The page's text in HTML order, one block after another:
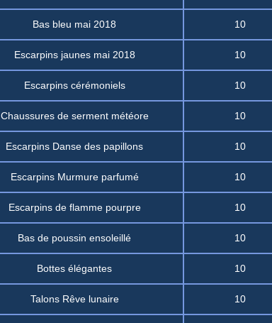
Bas bleu mai 2018 10
Escarpins jaunes mai 2018 10
Escarpins cérémoniels 10
Chaussures de serment météore 10
Escarpins Danse des papillons 10
Escarpins Murmure parfumé 10
Escarpins de flamme pourpre 10
Bas de poussin ensoleillé 10
Bottes élégantes 10
Talons Rêve lunaire 10